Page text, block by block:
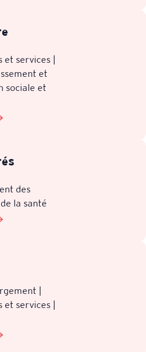
et services |
et
sociale et
des
la santé
|
et services |